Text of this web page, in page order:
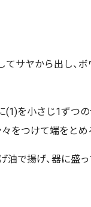
てサヤから出し、
(1)を小さじ1ずつ
をつけて端をとめ
油で揚げ、器に盛